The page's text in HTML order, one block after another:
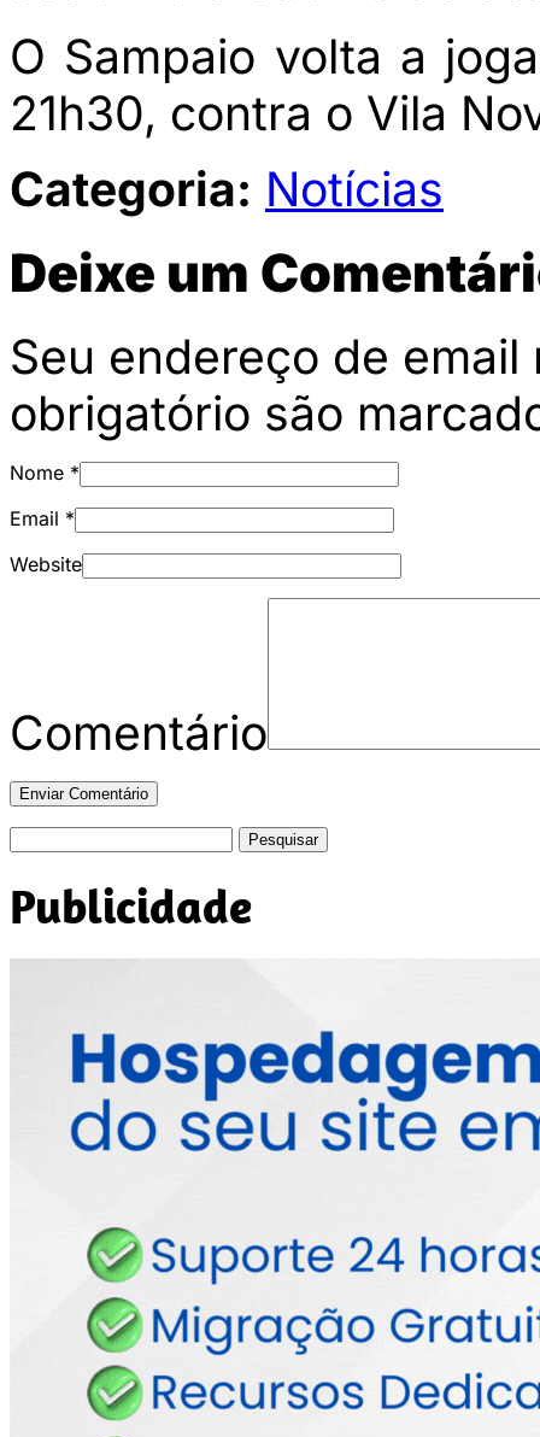
O Sampaio volta a
21h30, contra o Vila
Categoria: Notícias
Deixe um
Seu endereço de
obrigatório são
Nome *
Email *
Website
Comentário
Publicidade